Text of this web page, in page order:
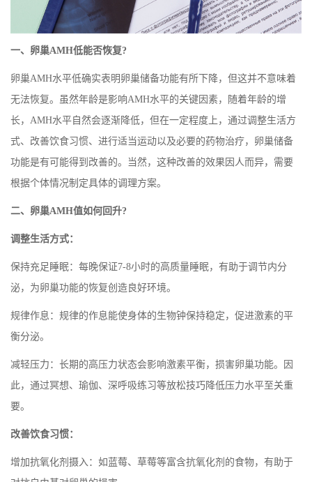
一、卵巢AMH低能否恢复?
卵巢AMH水平低确实表明卵巢储备功能有所下降，但这并不意味着
无法恢复。虽然年龄是影响AMH水平的关键因素，随着年龄的增
长，AMH水平自然会逐渐降低，但在一定程度上，通过调整生活方
式、改善饮食习惯、进行适当运动以及必要的药物治疗，卵巢储备
功能是有可能得到改善的。当然，这种改善的效果因人而异，需要
根据个体情况制定具体的调理方案。
二、卵巢AMH值如何回升?
‌调整生活方式‌：
‌保持充足睡眠‌：每晚保证7-8小时的高质量睡眠，有助于调节内分
泌，为卵巢功能的恢复创造良好环境。
‌规律作息‌：规律的作息能使身体的生物钟保持稳定，促进激素的平
衡分泌。
‌减轻压力‌：长期的高压力状态会影响激素平衡，损害卵巢功能。因
此，通过冥想、瑜伽、深呼吸练习等放松技巧降低压力水平至关重
要。
‌改善饮食习惯‌：
‌增加抗氧化剂摄入‌：如蓝莓、草莓等富含抗氧化剂的食物，有助于